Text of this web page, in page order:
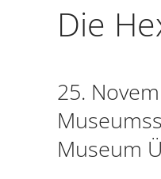
Die
25.
Museum